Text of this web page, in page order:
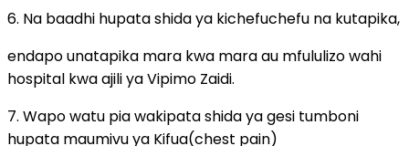
6. Na baadhi hupata shida ya kichefuchefu na kutapika,
endapo unatapika mara kwa mara au mfululizo wahi
hospital kwa ajili ya Vipimo Zaidi.
7. Wapo watu pia wakipata shida ya gesi tumboni
hupata maumivu ya Kifua(chest pain)